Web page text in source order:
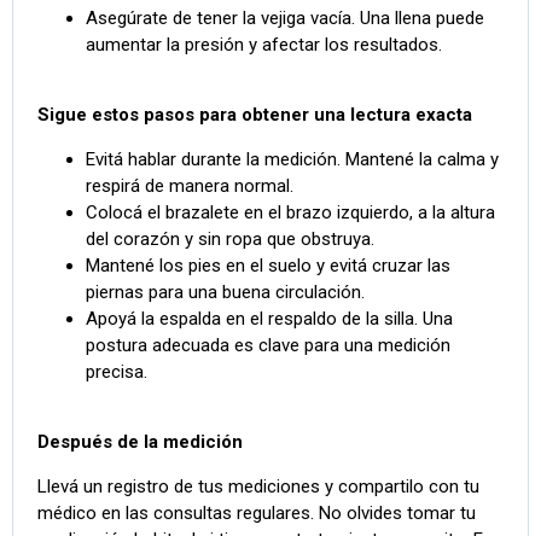
Asegúrate de tener la vejiga vacía. Una llena puede
aumentar la presión y afectar los resultados.
Sigue estos pasos para obtener una lectura exacta
Evitá hablar durante la medición. Mantené la calma y
respirá de manera normal.
Colocá el brazalete en el brazo izquierdo, a la altura
del corazón y sin ropa que obstruya.
Mantené los pies en el suelo y evitá cruzar las
piernas para una buena circulación.
Apoyá la espalda en el respaldo de la silla. Una
postura adecuada es clave para una medición
precisa.
Después de la medición
Llevá un registro de tus mediciones y compartilo con tu
médico en las consultas regulares. No olvides tomar tu